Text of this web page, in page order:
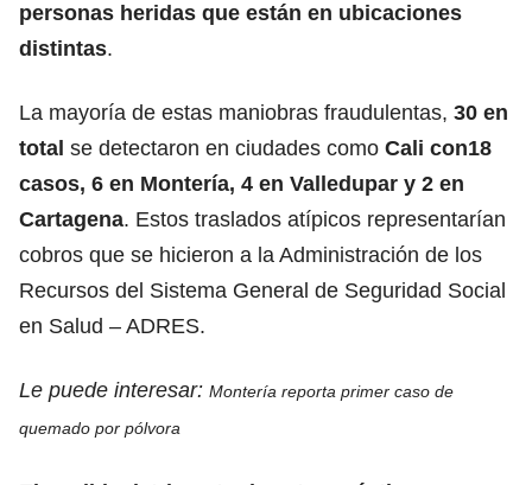
personas heridas que están en ubicaciones
distintas.
La mayoría de estas maniobras fraudulentas, 30 en
total se detectaron en ciudades como Cali con18
casos, 6 en Montería, 4 en Valledupar y 2 en
Cartagena. Estos traslados atípicos representarían
cobros que se hicieron a la Administración de los
Recursos del Sistema General de Seguridad Social
en Salud – ADRES.
Le puede interesar: Montería reporta primer caso de
quemado por pólvora